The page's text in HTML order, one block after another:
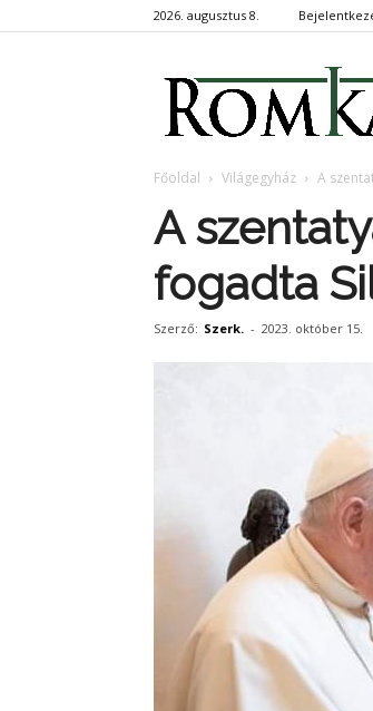
2026. augusztus 8.
Főoldal Világegyház A
A
fogadta
Szerző: Szerk. - 2023. október 15.